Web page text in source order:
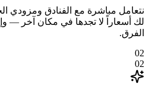
نتعامل مباشرة مع الفنادق ومزودي
لك أسعاراً لا تجدها في مكان آخر
الفرق.
02
02